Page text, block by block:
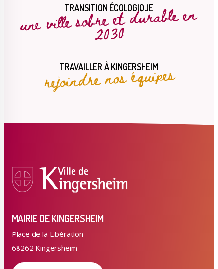
TRANSITION ÉCOLOGIQUE
une ville sobre et durable en
2030
TRAVAILLER À KINGERSHEIM
rejoindre nos équipes
MAIRIE DE KINGERSHEIM
Place de la Libération
68262 Kingersheim